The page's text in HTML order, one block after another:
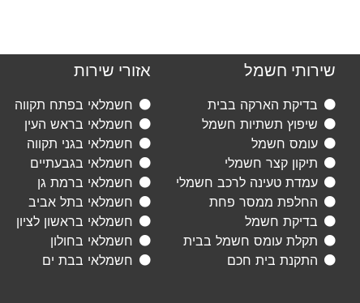
שירותי חשמל
בדיקת הארקה בבית
שיפוץ תשתיות חשמל
עומס חשמל
תיקון קצר חשמלי
עמדת טעינה לרכב חשמלי
החלפת ממסר פחת
בדיקת חשמל
תקלת עומס חשמל בבית
התקנת בית חכם
אזורי שירות
חשמלאי בפתח תקווה
חשמלאי בראש העין
חשמלאי בגני תקווה
חשמלאי בגבעתיים
חשמלאי ברמת גן
חשמלאי בתל אביב
חשמלאי בראשון לציון
חשמלאי בחולון
חשמלאי בבת ים